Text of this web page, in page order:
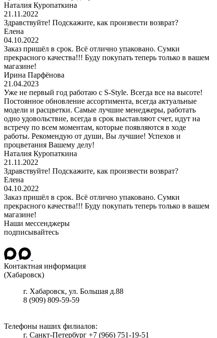
Наталия Куропаткина
21.11.2022
Здравствуйте! Подскажите, как произвести возврат?
Елена
04.10.2022
Заказ пришёл в срок. Всё отлично упаковано. Сумки
прекрасного качества!!! Буду покупать теперь только в вашем
магазине!
Ирина Парфёнова
21.04.2023
Уже не первый год работаю с S-Style. Всегда все на высоте!
Постоянное обновление ассортимента, всегда актуальные
модели и расцветки. Самые лучшие менеджеры, работать
одно удовольствие, всегда в срок выставляют счет, идут на
встречу по всем моментам, которые появляются в ходе
работы. Рекомендую от души, Вы лучшие! Успехов и
процветания Вашему делу!
Наталия Куропаткина
21.11.2022
Здравствуйте! Подскажите, как произвести возврат?
Елена
04.10.2022
Заказ пришёл в срок. Всё отлично упаковано. Сумки
прекрасного качества!!! Буду покупать теперь только в вашем
магазине!
Наши мессенджеры
подписывайтесь
Контактная информация
(Хабаровск)
г. Хабаровск, ул. Большая д.88
8 (909) 809-59-59
Телефоны наших филиалов:
г. Санкт-Петербург +7 (966) 751-19-51